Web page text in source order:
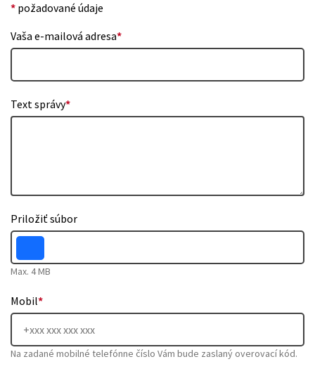
* požadované údaje
Vaša e-mailová adresa*
Text správy*
Priložiť súbor
Max. 4 MB
Mobil*
Na zadané mobilné telefónne číslo Vám bude zaslaný overovací kód.